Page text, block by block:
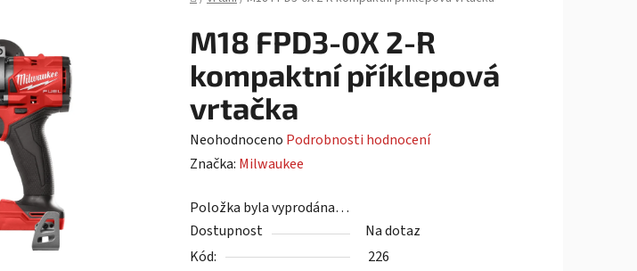
M18 FPD3-0X 2-R
kompaktní příklepová
vrtačka
Průměrné
hodnocení
je
0,0
z
Neohodnoceno Podrobnosti hodnocení
Značka: Milwaukee
Položka byla vyprodána…
Dostupnost
Na dotaz
Kód:
226